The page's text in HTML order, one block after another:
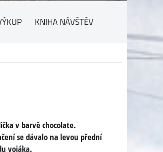
KNIHA NÁVŠTĚV
v barvě chocolate.
se dávalo na levou přední
vojáka.